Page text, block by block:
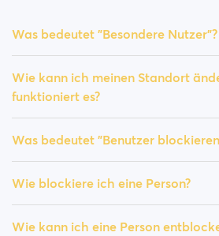
Was bedeutet "Besondere Nutzer"?
Wie kann ich meinen Standort
funktioniert es?
Was bedeutet "Benutzer
Wie blockiere ich eine Person?
Wie kann ich eine Person